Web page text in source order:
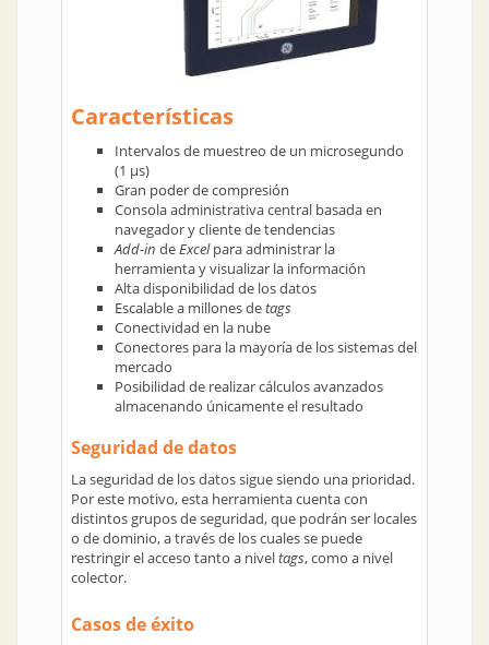
Características
Intervalos de muestreo de un microsegundo
(1 μs)
Gran poder de compresión
Consola administrativa central basada en
navegador y cliente de tendencias
Add-in deExcelpara administrar la
herramienta y visualizar la información
Alta disponibilidad de los datos
Escalable a millones detags
Conectividad en la nube
Conectores para la mayoría de los sistemas del
mercado
Posibilidad de realizar cálculos avanzados
almacenando únicamente el resultado
Seguridad de datos
La seguridad de los datos sigue siendo una prioridad.
Por este motivo, esta herramienta cuenta con
distintos grupos de seguridad, que podrán ser locales
o de dominio, a través de los cuales se puede
restringir el acceso tanto a niveltags, como a nivel
colector.
Casos de éxito